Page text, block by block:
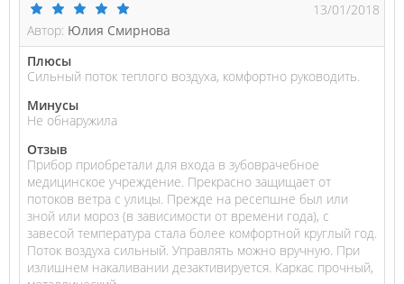
Автор: Юлия Смирнова
13/01/2018
Плюсы
Сильный поток теплого воздуха, комфортно руководить.
Минусы
Не обнаружила
Отзыв
Прибор приобретали для входа в зубоврачебное
медицинское учреждение. Прекрасно защищает от
потоков ветра с улицы. Прежде на ресепшне был или
зной или мороз (в зависимости от времени года), с
завесой температура стала более комфортной круглый год.
Поток воздуха сильный. Управлять можно вручную. При
излишнем накаливании дезактивируется. Каркас прочный,